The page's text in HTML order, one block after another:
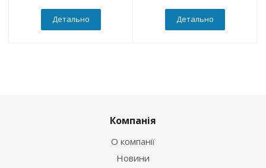
Детально Детально
Компанія
О компанії
Новини